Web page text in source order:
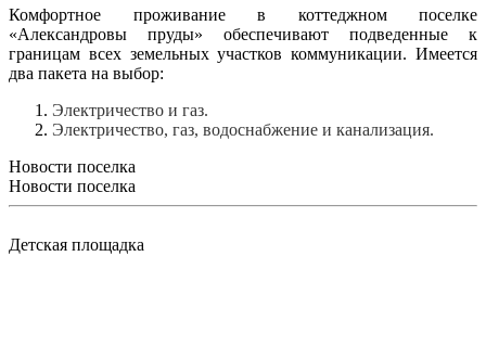
Комфортное проживание в коттеджном поселке
«Александровы пруды» обеспечивают подведенные к
границам всех земельных участков коммуникации. Имеется
два пакета на выбор:
Электричество и газ.
Электричество, газ, водоснабжение и канализация.
Новости поселка
Новости поселка
Детская площадка